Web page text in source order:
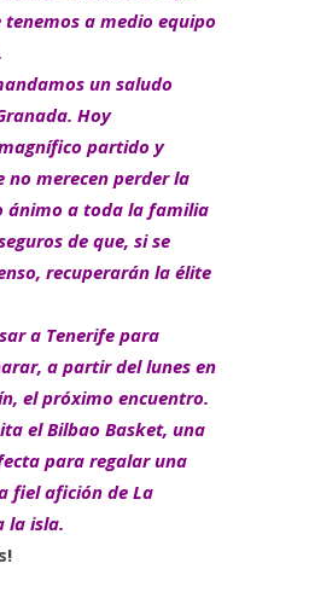
a medio equipo
un saludo
Hoy
partido y
no merecen perder la
ánimo a toda la familia
de que, si se
recuperarán la élite
a Tenerife para
a partir del lunes en
el próximo encuentro.
el Bilbao Basket, una
para regalar una
fiel afición de La
la isla.